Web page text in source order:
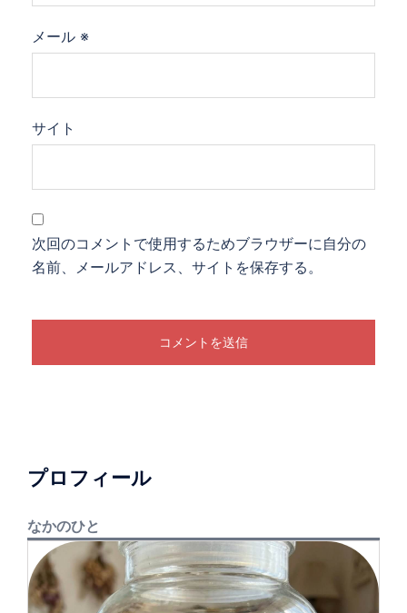
メール ※
サイト
次回のコメントで使用するためブラウザーに自分の
名前、メールアドレス、サイトを保存する。
プロフィール
なかのひと